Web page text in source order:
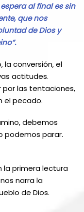
al final es sin
que nos
de Dios y
la conversión, el
actitudes.
por las tentaciones,
el pecado.
debemos
podemos parar.
la primera lectura
narra la
de Dios.